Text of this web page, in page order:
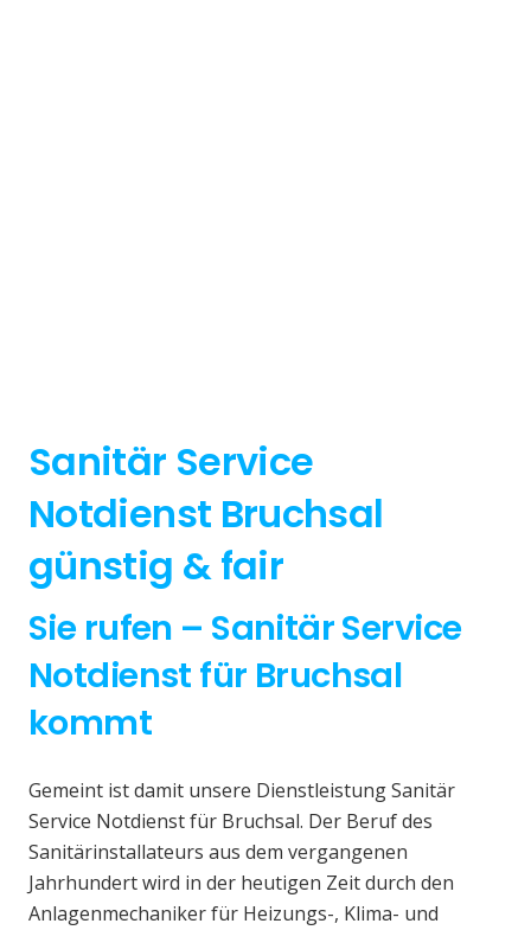
Sanitär Service
Notdienst Bruchsal
günstig & fair
Sie rufen – Sanitär Service
Notdienst für Bruchsal
kommt
Gemeint ist damit unsere Dienstleistung Sanitär
Service Notdienst für Bruchsal. Der Beruf des
Sanitärinstallateurs aus dem vergangenen
Jahrhundert wird in der heutigen Zeit durch den
Anlagenmechaniker für Heizungs-, Klima- und